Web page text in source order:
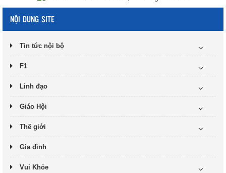
NỘI DUNG SITE
Tin tức nội bộ
F1
Linh đạo
Giáo Hội
Thế giới
Gia đình
Vui Khỏe